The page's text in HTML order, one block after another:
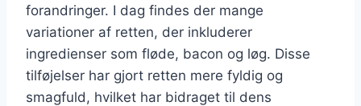
forandringer. I dag findes der mange
variationer af retten, der inkluderer
ingredienser som fløde, bacon og løg. Disse
tilføjelser har gjort retten mere fyldig og
smagfuld, hvilket har bidraget til dens